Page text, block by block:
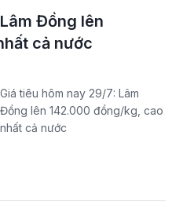
Đồng lên
cả nước
Giá tiêu hôm nay 29/7: Lâm
Đồng lên 142.000 đồng/kg, cao
nhất cả nước